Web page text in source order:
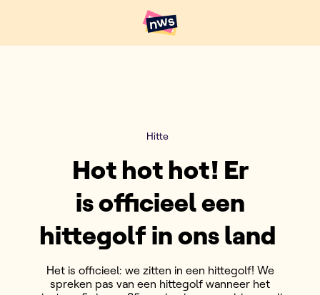
Hoofdpunten VRT NWS
Hitte
Hot hot hot! Er
is officieel een
hittegolf in ons land
Het is officieel: we zitten in een hittegolf! We
spreken pas van een hittegolf wanneer het